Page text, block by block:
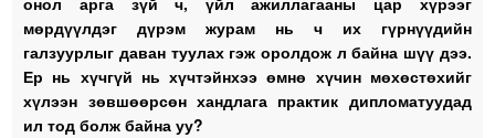
мөрдүүлдэг дүрэм журам нь ч их гүрнүүдийн
галзуурлыг даван туулах гэж оролдож л байна шүү дээ.
Ер нь хүчгүй нь хүчтэйнхээ өмнө хүчин мөхөстөхийг
хүлээн зөвшөөрсөн хандлага практик дипломатуудад
ил тод болж байна уу?